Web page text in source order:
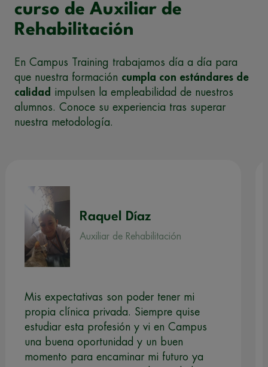
curso de Auxiliar de
Rehabilitación
En Campus Training trabajamos día a día para
que nuestra formación cumpla con estándares de
calidad impulsen la empleabilidad de nuestros
alumnos. Conoce su experiencia tras superar
nuestra metodología.
Raquel Díaz
Auxiliar de Rehabilitación
Mis expectativas son poder tener mi
propia clínica privada. Siempre quise
estudiar esta profesión y vi en Campus
una buena oportunidad y un buen
momento para encaminar mi futuro ya